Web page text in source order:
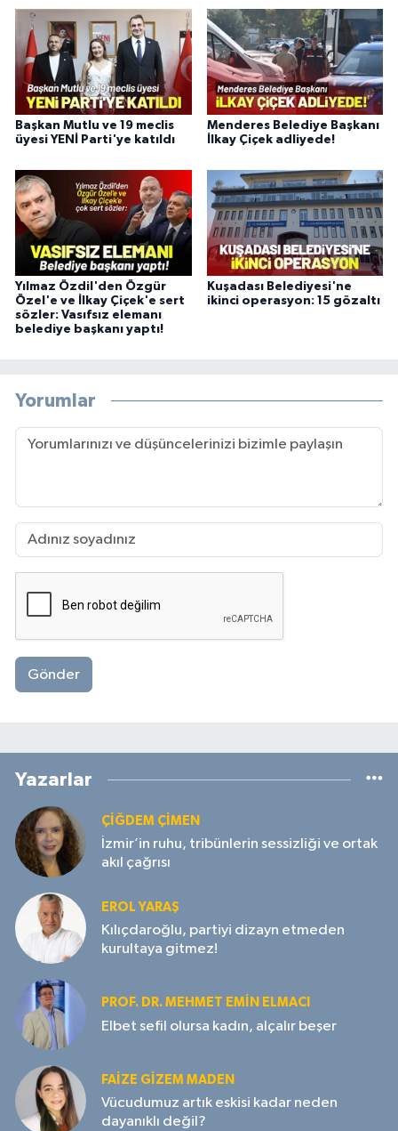
Başkan Mutlu ve 19 meclis
üyesi YENİ Parti'ye katıldı
Menderes Belediye Başkanı
İlkay Çiçek adliyede!
Yılmaz Özdil'den Özgür
Özel'e ve İlkay Çiçek'e sert
sözler: Vasıfsız elemanı
belediye başkanı yaptı!
Kuşadası Belediyesi'ne
ikinci operasyon: 15 gözaltı
Yorumlar
Gönder
Yazarlar
ÇIĞDEM ÇIMEN
İzmir’in ruhu, tribünlerin sessizliği ve ortak
akıl çağrısı
EROL YARAŞ
Kılıçdaroğlu, partiyi dizayn etmeden
kurultaya gitmez!
PROF. DR. MEHMET EMIN ELMACI
Elbet sefil olursa kadın, alçalır beşer
FAIZE GIZEM MADEN
Vücudumuz artık eskisi kadar neden
dayanıklı değil?